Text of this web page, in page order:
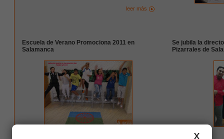
leer más
Escuela de Verano Promociona 2011 en
Salamanca
Se jubila la
Pizarrales de
X